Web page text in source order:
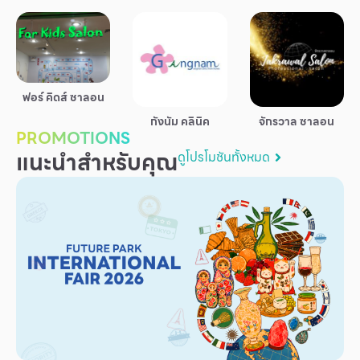
กิจกรรมและโปรโมชั่น
ข้อเสนอพิเศษ
สำหรับนักท่องเที่ยว
แผนผังร้านค้า
บริการ
ฟอร์ คิดส์ ซาลอน
กังนัม คลินิค
จักรวาล ซาลอน
PROMOTIONS
แนะนำสำหรับคุณดูโปรโมชันทั้งหมด